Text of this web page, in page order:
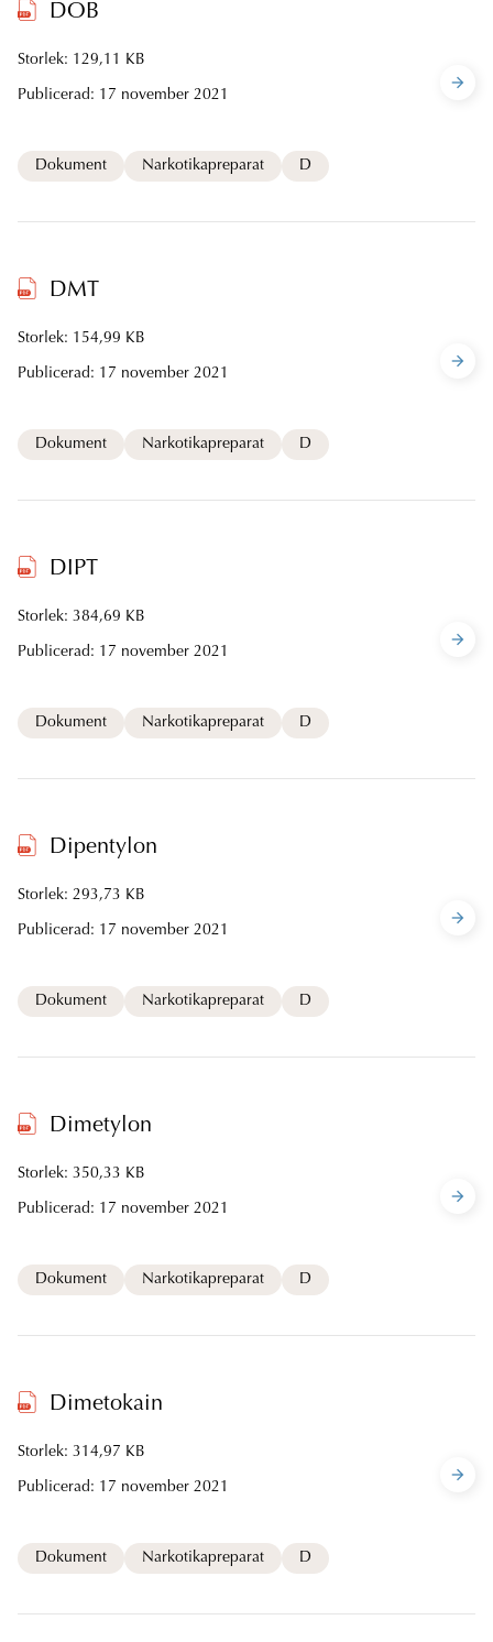
DOB
Storlek: 129,11 KB
Publicerad: 17 november 2021
Dokument Narkotikapreparat D
DMT
Storlek: 154,99 KB
Publicerad: 17 november 2021
Dokument Narkotikapreparat D
DIPT
Storlek: 384,69 KB
Publicerad: 17 november 2021
Dokument Narkotikapreparat D
Dipentylon
Storlek: 293,73 KB
Publicerad: 17 november 2021
Dokument Narkotikapreparat D
Dimetylon
Storlek: 350,33 KB
Publicerad: 17 november 2021
Dokument Narkotikapreparat D
Dimetokain
Storlek: 314,97 KB
Publicerad: 17 november 2021
Dokument Narkotikapreparat D